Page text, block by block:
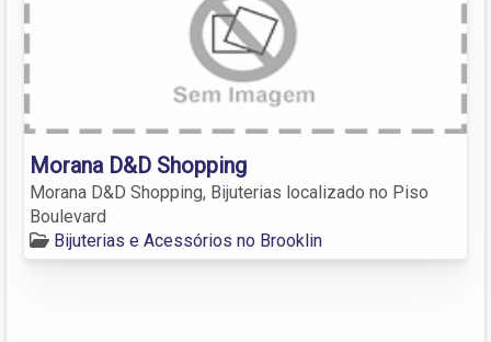
Morana D&D Shopping
Morana D&D Shopping, Bijuterias localizado no Piso
Boulevard
Bijuterias e Acessórios no Brooklin